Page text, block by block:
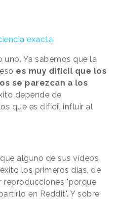
exacta
uno. Ya sabemos que la
es muy difícil que los
se parezcan a los
depende de
que es difícil influir al
alguno de sus vídeos
los primeros días, de
reproducciones "porque
en Reddit". Y sobre